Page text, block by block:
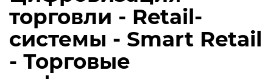
торговли - Retail-
системы - Smart Retail
- Торговые